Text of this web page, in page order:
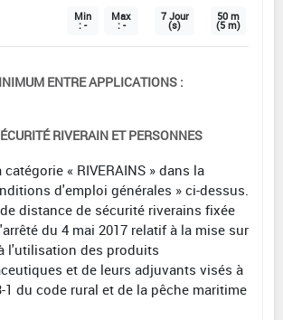
Min
: -
Max
: -
7 Jour
(s)
50 m
(5 m)
ENTRE APPLICATIONS :
RIVERAIN ET PERSONNES
catégorie « RIVERAINS » dans la
d'emploi générales » ci-dessus.
distance de sécurité riverains fixée
du 4 mai 2017 relatif à la mise sur
l'utilisation des produits
et de leurs adjuvants visés à
1 du code rural et de la pêche maritime